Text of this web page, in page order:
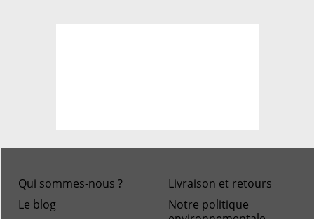
Livraison et retours
Notre politique
Qui sommes-nous ?
Le blog